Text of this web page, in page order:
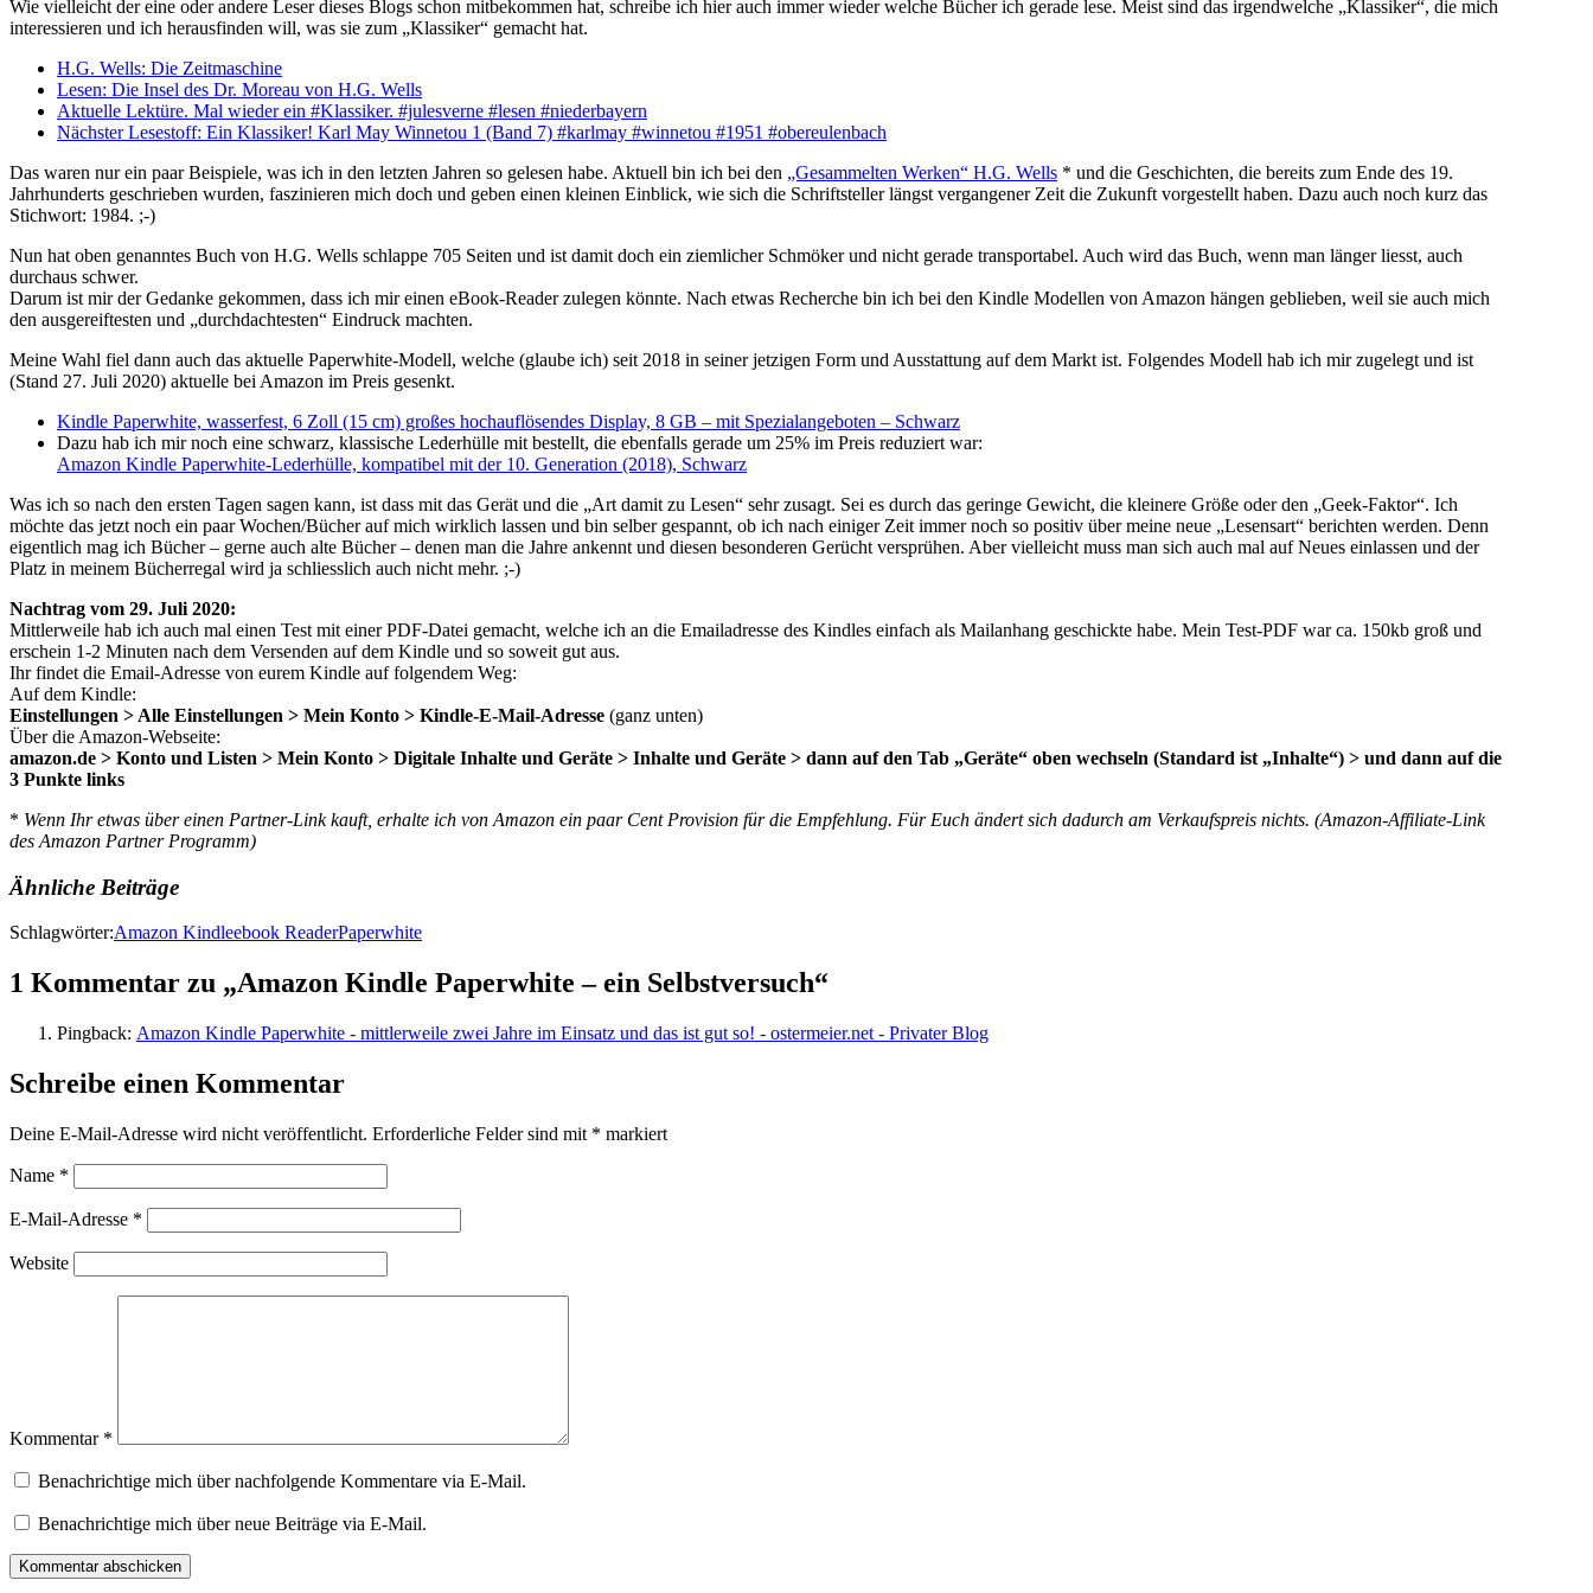
Wie vielleicht der eine oder andere Leser dieses Blogs schon mitbekommen hat, schreibe ich hier auch immer wieder welche Bücher ich gerade lese. Meist sind das irgendwelche „Klassiker“, die mich
interessieren und ich herausfinden will, was sie zum „Klassiker“ gemacht hat.
H.G. Wells: Die Zeitmaschine
Lesen: Die Insel des Dr. Moreau von H.G. Wells
Aktuelle Lektüre. Mal wieder ein #Klassiker. #julesverne #lesen #niederbayern
Nächster Lesestoff: Ein Klassiker! Karl May Winnetou 1 (Band 7) #karlmay #winnetou #1951 #obereulenbach
Das waren nur ein paar Beispiele, was ich in den letzten Jahren so gelesen habe. Aktuell bin ich bei den „Gesammelten Werken“ H.G. Wells * und die Geschichten, die bereits zum Ende des 19.
Jahrhunderts geschrieben wurden, faszinieren mich doch und geben einen kleinen Einblick, wie sich die Schriftsteller längst vergangener Zeit die Zukunft vorgestellt haben. Dazu auch noch kurz das
Stichwort: 1984. ;-)
Nun hat oben genanntes Buch von H.G. Wells schlappe 705 Seiten und ist damit doch ein ziemlicher Schmöker und nicht gerade transportabel. Auch wird das Buch, wenn man länger liesst, auch
durchaus schwer.
Darum ist mir der Gedanke gekommen, dass ich mir einen eBook-Reader zulegen könnte. Nach etwas Recherche bin ich bei den Kindle Modellen von Amazon hängen geblieben, weil sie auch mich
den ausgereiftesten und „durchdachtesten“ Eindruck machten.
Meine Wahl fiel dann auch das aktuelle Paperwhite-Modell, welche (glaube ich) seit 2018 in seiner jetzigen Form und Ausstattung auf dem Markt ist. Folgendes Modell hab ich mir zugelegt und ist
(Stand 27. Juli 2020) aktuelle bei Amazon im Preis gesenkt.
Kindle Paperwhite, wasserfest, 6 Zoll (15 cm) großes hochauflösendes Display, 8 GB – mit Spezialangeboten – Schwarz
Dazu hab ich mir noch eine schwarz, klassische Lederhülle mit bestellt, die ebenfalls gerade um 25% im Preis reduziert war:
Amazon Kindle Paperwhite-Lederhülle, kompatibel mit der 10. Generation (2018), Schwarz
Was ich so nach den ersten Tagen sagen kann, ist dass mit das Gerät und die „Art damit zu Lesen“ sehr zusagt. Sei es durch das geringe Gewicht, die kleinere Größe oder den „Geek-Faktor“. Ich
möchte das jetzt noch ein paar Wochen/Bücher auf mich wirklich lassen und bin selber gespannt, ob ich nach einiger Zeit immer noch so positiv über meine neue „Lesensart“ berichten werden. Denn
eigentlich mag ich Bücher – gerne auch alte Bücher – denen man die Jahre ankennt und diesen besonderen Gerücht versprühen. Aber vielleicht muss man sich auch mal auf Neues einlassen und der
Platz in meinem Bücherregal wird ja schliesslich auch nicht mehr. ;-)
Nachtrag vom 29. Juli 2020:
Mittlerweile hab ich auch mal einen Test mit einer PDF-Datei gemacht, welche ich an die Emailadresse des Kindles einfach als Mailanhang geschickte habe. Mein Test-PDF war ca. 150kb groß und
erschein 1-2 Minuten nach dem Versenden auf dem Kindle und so soweit gut aus.
Ihr findet die Email-Adresse von eurem Kindle auf folgendem Weg:
Auf dem Kindle:
Einstellungen > Alle Einstellungen > Mein Konto > Kindle-E-Mail-Adresse (ganz unten)
Über die Amazon-Webseite:
amazon.de > Konto und Listen > Mein Konto > Digitale Inhalte und Geräte > Inhalte und Geräte > dann auf den Tab „Geräte“ oben wechseln (Standard ist „Inhalte“) > und dann auf die
3 Punkte links
* Wenn Ihr etwas über einen Partner-Link kauft, erhalte ich von Amazon ein paar Cent Provision für die Empfehlung. Für Euch ändert sich dadurch am Verkaufspreis nichts. (Amazon-Affiliate-Link
des Amazon Partner Programm)
Ähnliche Beiträge
Schlagwörter:Amazon Kindleebook ReaderPaperwhite
1 Kommentar zu „Amazon Kindle Paperwhite – ein Selbstversuch“
Pingback: Amazon Kindle Paperwhite - mittlerweile zwei Jahre im Einsatz und das ist gut so! - ostermeier.net - Privater Blog
Schreibe einen Kommentar
Deine E-Mail-Adresse wird nicht veröffentlicht. Erforderliche Felder sind mit * markiert
Name *
E-Mail-Adresse *
Website
Kommentar *
Benachrichtige mich über nachfolgende Kommentare via E-Mail.
Benachrichtige mich über neue Beiträge via E-Mail.